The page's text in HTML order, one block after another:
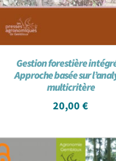
Gestion forestière
Approche basée sur
multicritère
20,00€